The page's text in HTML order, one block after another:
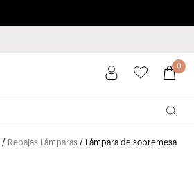
0
/ Rebajas Lámparas / Lámpara de sobremesa